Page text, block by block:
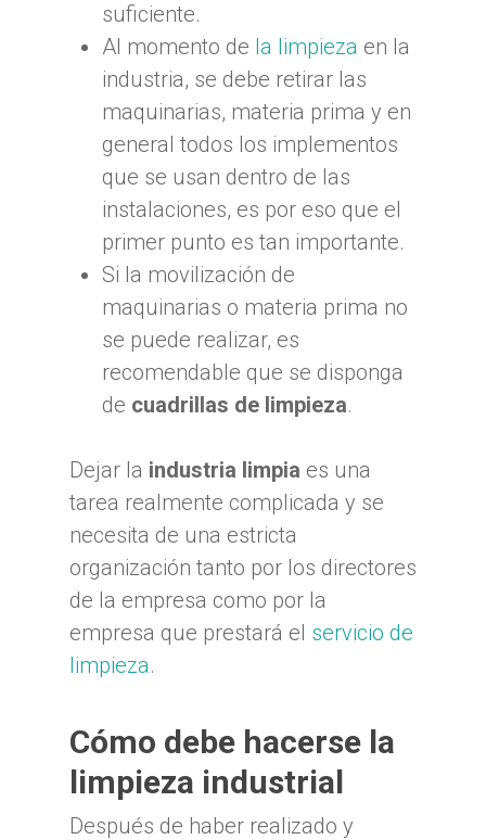
suficiente.
Al momento de la limpieza en la
industria, se debe retirar las
maquinarias, materia prima y en
general todos los implementos
que se usan dentro de las
instalaciones, es por eso que el
primer punto es tan importante.
Si la movilización de
maquinarias o materia prima no
se puede realizar, es
recomendable que se disponga
de cuadrillas de limpieza.
Dejar la industria limpia es una
tarea realmente complicada y se
necesita de una estricta
organización tanto por los directores
de la empresa como por la
empresa que prestará el servicio de
limpieza.
Cómo debe hacerse la
limpieza industrial
Después de haber realizado y